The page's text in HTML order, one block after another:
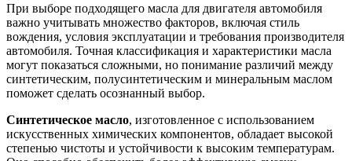
При выборе подходящего масла для двигателя автомобиля
важно учитывать множество факторов, включая стиль
вождения, условия эксплуатации и требования производителя
автомобиля. Точная классификация и характеристики масла
могут показаться сложными, но понимание различий между
синтетическим, полусинтетическим и минеральным маслом
поможет сделать осознанный выбор.
Синтетическое масло, изготовленное с использованием
искусственных химических компонентов, обладает высокой
степенью чистоты и устойчивости к высоким температурам.